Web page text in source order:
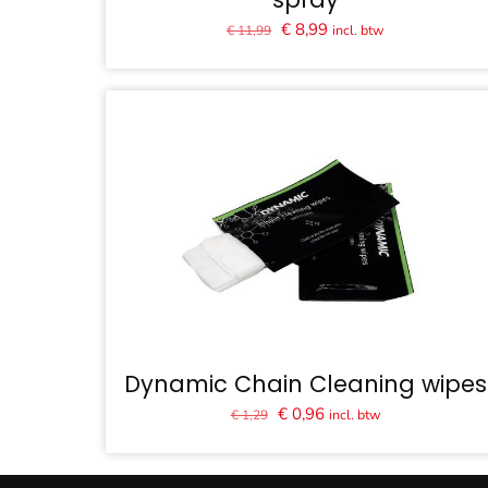
€11,99 Oorspronkelijke
€ 8,99 Huidige
incl. btw
Dynamic Chain Cleaning wipes
€1,29 Oorspronkelijke
€0,96Huidige
incl. btw